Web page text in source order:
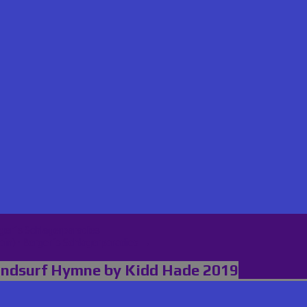
Hymne by Kidd Hade 2019